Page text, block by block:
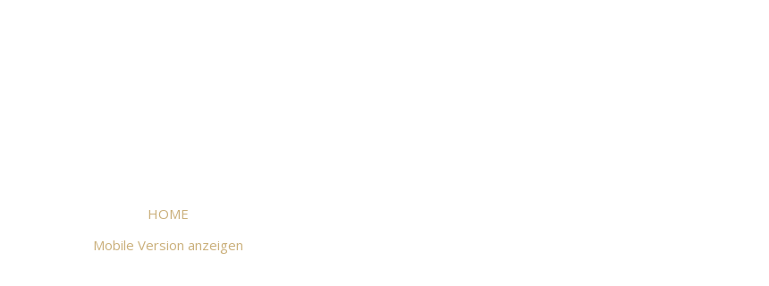
HOME
Mobile Version anzeigen